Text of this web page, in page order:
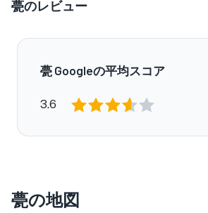
甍のレビュー
甍 Googleの平均スコア
3.6
甍の地図